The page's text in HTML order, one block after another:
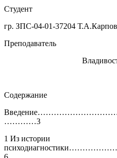
Студент
гр. ЗПС-04-01-37204
Преподаватель
Содержание
…………3
1 Из истории